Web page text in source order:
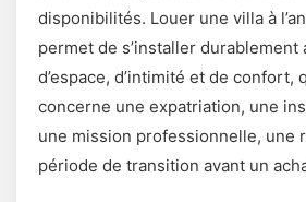
disponibilités. Louer une villa à
permet de s’installer durablement
d’espace, d’intimité et de confort,
concerne une expatriation, une
une mission professionnelle, une
période de transition avant un